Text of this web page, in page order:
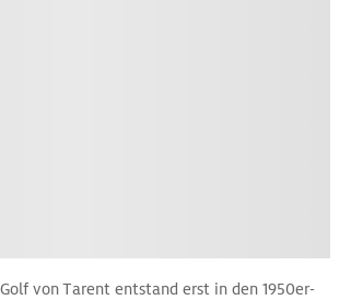
von Tarent entstand erst in den 1950er-